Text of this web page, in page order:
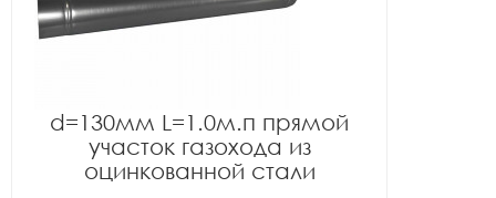
d=130мм L=1.0м.п прямой
участок газохода из
оцинкованной стали